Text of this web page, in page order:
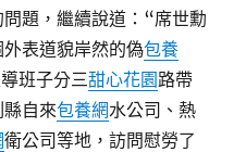
題，繼續說道：“席世勳
外表道貌岸然的偽包養
班子分三甜心花園路帶
縣自來包養網水公司、熱
衛公司等地，訪問慰勞了